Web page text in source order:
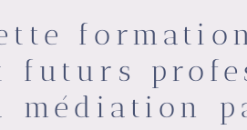
futurs
médiation